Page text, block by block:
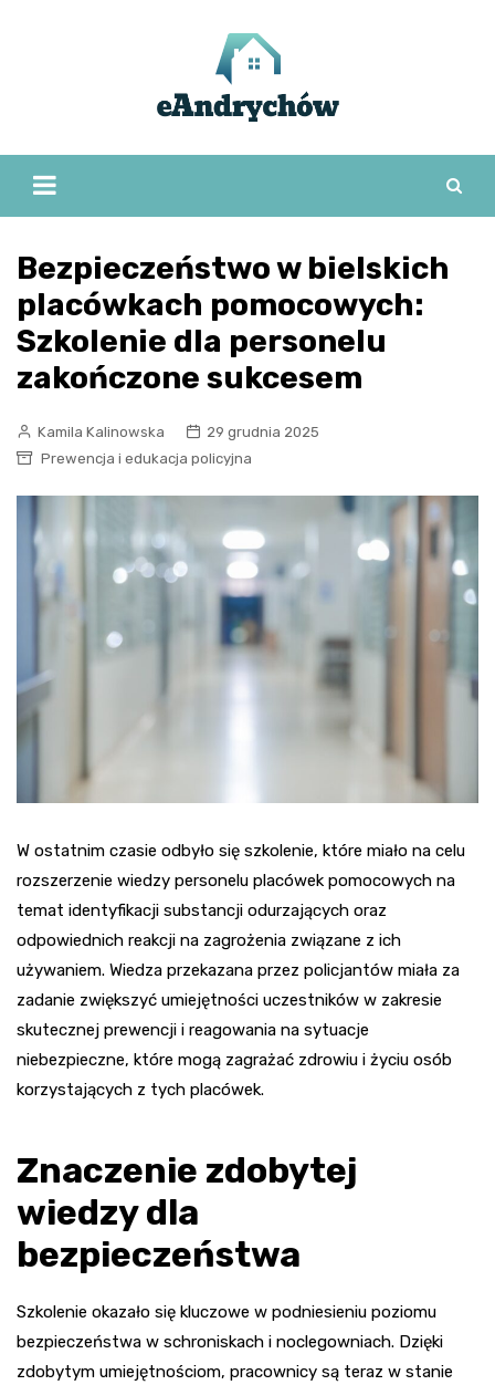
Bezpieczeństwo w bielskich
placówkach pomocowych:
Szkolenie dla personelu
zakończone sukcesem
Kamila Kalinowska
29 grudnia 2025
Prewencja i edukacja policyjna
W ostatnim czasie odbyło się szkolenie, które miało na celu
rozszerzenie wiedzy personelu placówek pomocowych na
temat identyfikacji substancji odurzających oraz
odpowiednich reakcji na zagrożenia związane z ich
używaniem. Wiedza przekazana przez policjantów miała za
zadanie zwiększyć umiejętności uczestników w zakresie
skutecznej prewencji i reagowania na sytuacje
niebezpieczne, które mogą zagrażać zdrowiu i życiu osób
korzystających z tych placówek.
Znaczenie zdobytej
wiedzy dla
bezpieczeństwa
Szkolenie okazało się kluczowe w podniesieniu poziomu
bezpieczeństwa w schroniskach i noclegowniach. Dzięki
zdobytym umiejętnościom, pracownicy są teraz w stanie